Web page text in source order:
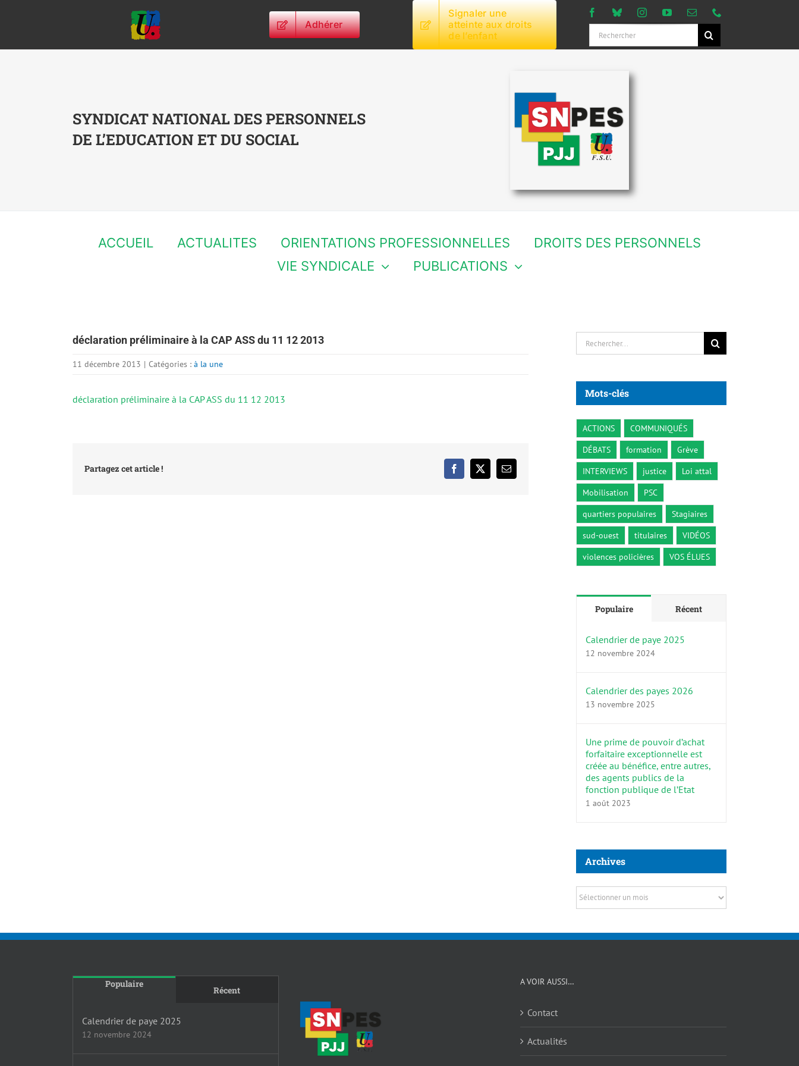
Adhérer
Signaler une
atteinte aux droits
de l’enfant
Rechercher:
SYNDICAT NATIONAL DES PERSONNELS
DE L’EDUCATION ET DU SOCIAL
ACCUEIL ACTUALITES ORIENTATIONS PROFESSIONNELLES
DROITS DES PERSONNELS
VIE SYNDICALE
PUBLICATIONS
déclaration préliminaire à la CAP ASS du 11 12 2013
11 décembre 2013 | Catégories : à la une
déclaration préliminaire à la CAP ASS du 11 12 2013
Partagez cet article ! Facebook
X Email
Rechercher:
Mots-clés
ACTIONS
COMMUNIQUÉS
DÉBATS
formation
Grève
INTERVIEWS
justice
Loi attal
Mobilisation
PSC
quartiers populaires
Stagiaires
sud-ouest
titulaires
VIDÉOS
violences policières
VOS ÉLUES
Populaire Récent
Calendrier de paye 2025
12 novembre 2024
Calendrier des payes 2026
13 novembre 2025
Une prime de pouvoir d’achat
forfaitaire exceptionnelle est
créée au bénéfice, entre autres,
des agents publics de la
fonction publique de l’Etat
1 août 2023
Archives
Archives
Populaire
Récent
Calendrier de paye 2025
12 novembre 2024
A VOIR AUSSI…
Contact
Actualités